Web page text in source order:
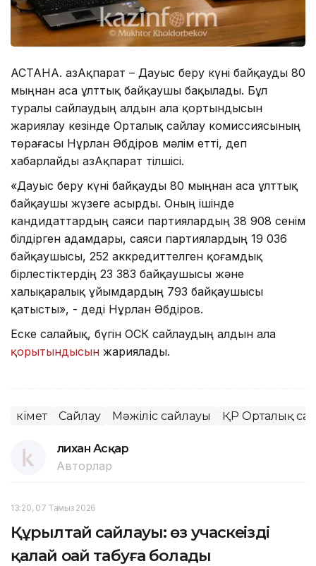
АСТАНА. ҚазАқпарат – Дауыс беру күні байқауды 80
мыңнан аса ұлттық байқаушы бақылады. Бұл
туралы сайлаудың алдын ала қортындысын
жариялау кезінде Орталық сайлау комиссиясының
төрағасы Нұрлан Әбдіров мәлім етті, деп
хабарлайды ҚазАқпарат тілшісі.
«Дауыс беру күні байқауды 80 мыңнан аса ұлттық
байқаушы жүзеге асырды. Оның ішінде
кандидаттардың саяси партиялардың 38 908 сенім
білдірген адамдары, саяси партиялардың 19 036
байқаушысы, 252 аккредиттелген қоғамдық
бірлестіктердің 23 383 байқаушысы және
халықаралық ұйымдардың 793 байқаушысы
қатысты», - деді Нұрлан Әбдіров.
Еске салайық, бүгін ОСК сайлаудың алдын ала
қорытындысын жариялады.
Үкімет Сайлау Мәжіліс сайлауы ҚР Орталық
Әлихан Асқар
Авторлар
13:20, 07 Тамыз 2026
Құрылтай сайлауы: өз учаскеңізді
қалай оңай табуға болады